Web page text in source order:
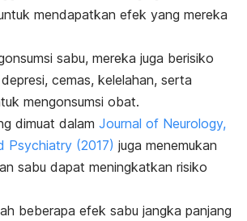
mendapatkan efek yang mereka
sabu, mereka juga berisiko
cemas, kelelahan, serta
mengonsumsi obat.
dimuat dalam Journal of Neurology,
Psychiatry (2017) juga menemukan
sabu dapat meningkatkan risiko
beberapa efek sabu jangka panjang